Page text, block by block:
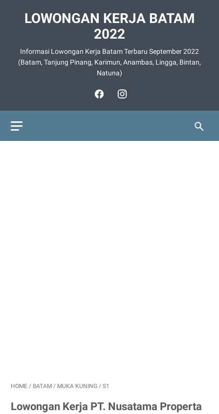
LOWONGAN KERJA BATAM
2022
Informasi Lowongan Kerja Batam Terbaru September 2022
(Batam, Tanjung Pinang, Karimun, Anambas, Lingga, Bintan,
Natuna)
HOME / BATAM / MUKA KUNING / S1
Lowongan Kerja PT. Nusatama Properta